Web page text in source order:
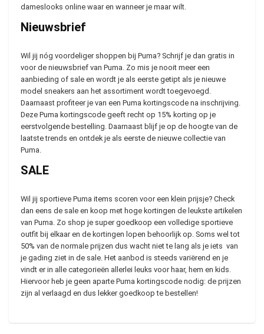
dameslooks online waar en wanneer je maar wilt.
Nieuwsbrief
Wil jij nóg voordeliger shoppen bij Puma? Schrijf je dan gratis in
voor de nieuwsbrief van Puma. Zo mis je nooit meer een
aanbieding of sale en wordt je als eerste getipt als je nieuwe
model sneakers aan het assortiment wordt toegevoegd.
Daarnaast profiteer je van een Puma kortingscode na inschrijving.
Deze Puma kortingscode geeft recht op 15% korting op je
eerstvolgende bestelling. Daarnaast blijf je op de hoogte van de
laatste trends en ontdek je als eerste de nieuwe collectie van
Puma.
SALE
Wil jij sportieve Puma items scoren voor een klein prijsje? Check
dan eens de sale en koop met hoge kortingen de leukste artikelen
van Puma. Zo shop je super goedkoop een volledige sportieve
outfit bij elkaar en de kortingen lopen behoorlijk op. Soms wel tot
50% van de normale prijzen dus wacht niet te lang als je iets van
je gading ziet in de sale. Het aanbod is steeds variërend en je
vindt er in alle categorieën allerlei leuks voor haar, hem en kids.
Hiervoor heb je geen aparte Puma kortingscode nodig: de prijzen
zijn al verlaagd en dus lekker goedkoop te bestellen!